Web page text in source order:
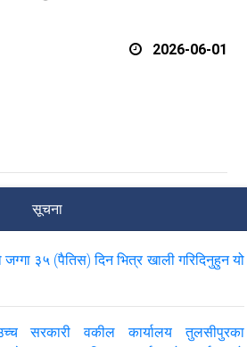
2026-06-01
सूचना
३५ (पैतिस) दिन भित्र खाली गरिदिनुहुन यो
सरकारी वकील कार्यालय तुलसीपुरका